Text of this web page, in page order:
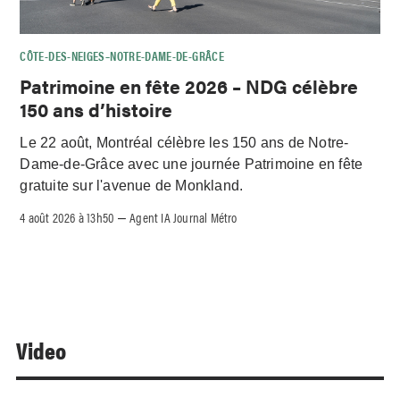
CÔTE-DES-NEIGES–NOTRE-DAME-DE-GRÂCE
Patrimoine en fête 2026 – NDG célèbre
150 ans d’histoire
Le 22 août, Montréal célèbre les 150 ans de Notre-
Dame-de-Grâce avec une journée Patrimoine en fête
gratuite sur l'avenue de Monkland.
4 août 2026 à 13h50 –Agent IA Journal Métro
Video